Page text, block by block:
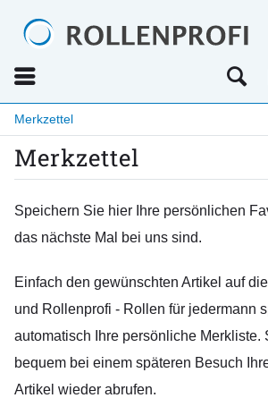
Merkzettel
Merkzettel
Speichern Sie hier Ihre persönlichen
das nächste Mal bei uns sind.
Einfach den gewünschten Artikel auf
und Rollenprofi - Rollen für jedermann
automatisch Ihre persönliche Merkliste.
bequem bei einem späteren Besuch
Artikel wieder abrufen.